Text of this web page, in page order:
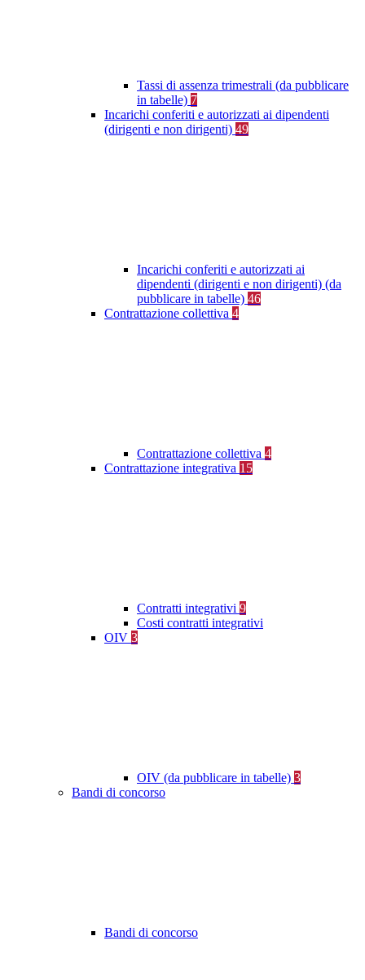
Tassi di assenza trimestrali (da pubblicare
in tabelle) 7
Incarichi conferiti e autorizzati ai dipendenti
(dirigenti e non dirigenti) 49
Incarichi conferiti e autorizzati ai
dipendenti (dirigenti e non dirigenti) (da
pubblicare in tabelle) 46
Contrattazione collettiva 4
Contrattazione collettiva 4
Contrattazione integrativa 15
Contratti integrativi 9
Costi contratti integrativi
OIV 3
OIV (da pubblicare in tabelle) 3
Bandi di concorso
Bandi di concorso